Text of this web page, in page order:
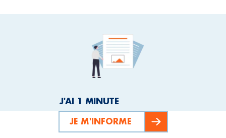
J'AI 1 MINUTE
JE M'INFORME